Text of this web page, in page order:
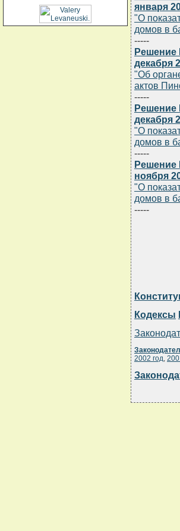
января
"О
домов в
-----
Решение
декабря
"Об
актов
-----
Решение
декабря
"О
домов в
-----
Решение
ноября
"О
домов в
-----
Кодексы
2002 год,